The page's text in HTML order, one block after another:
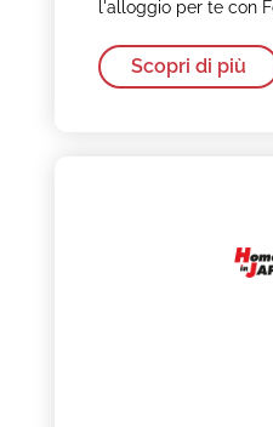
l'alloggio per te con
Scopri di più